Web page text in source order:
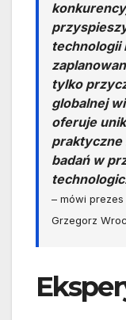
technologii
tylko
globalnej
oferuje
praktyczne
badań w
– mówi
Grzegorz